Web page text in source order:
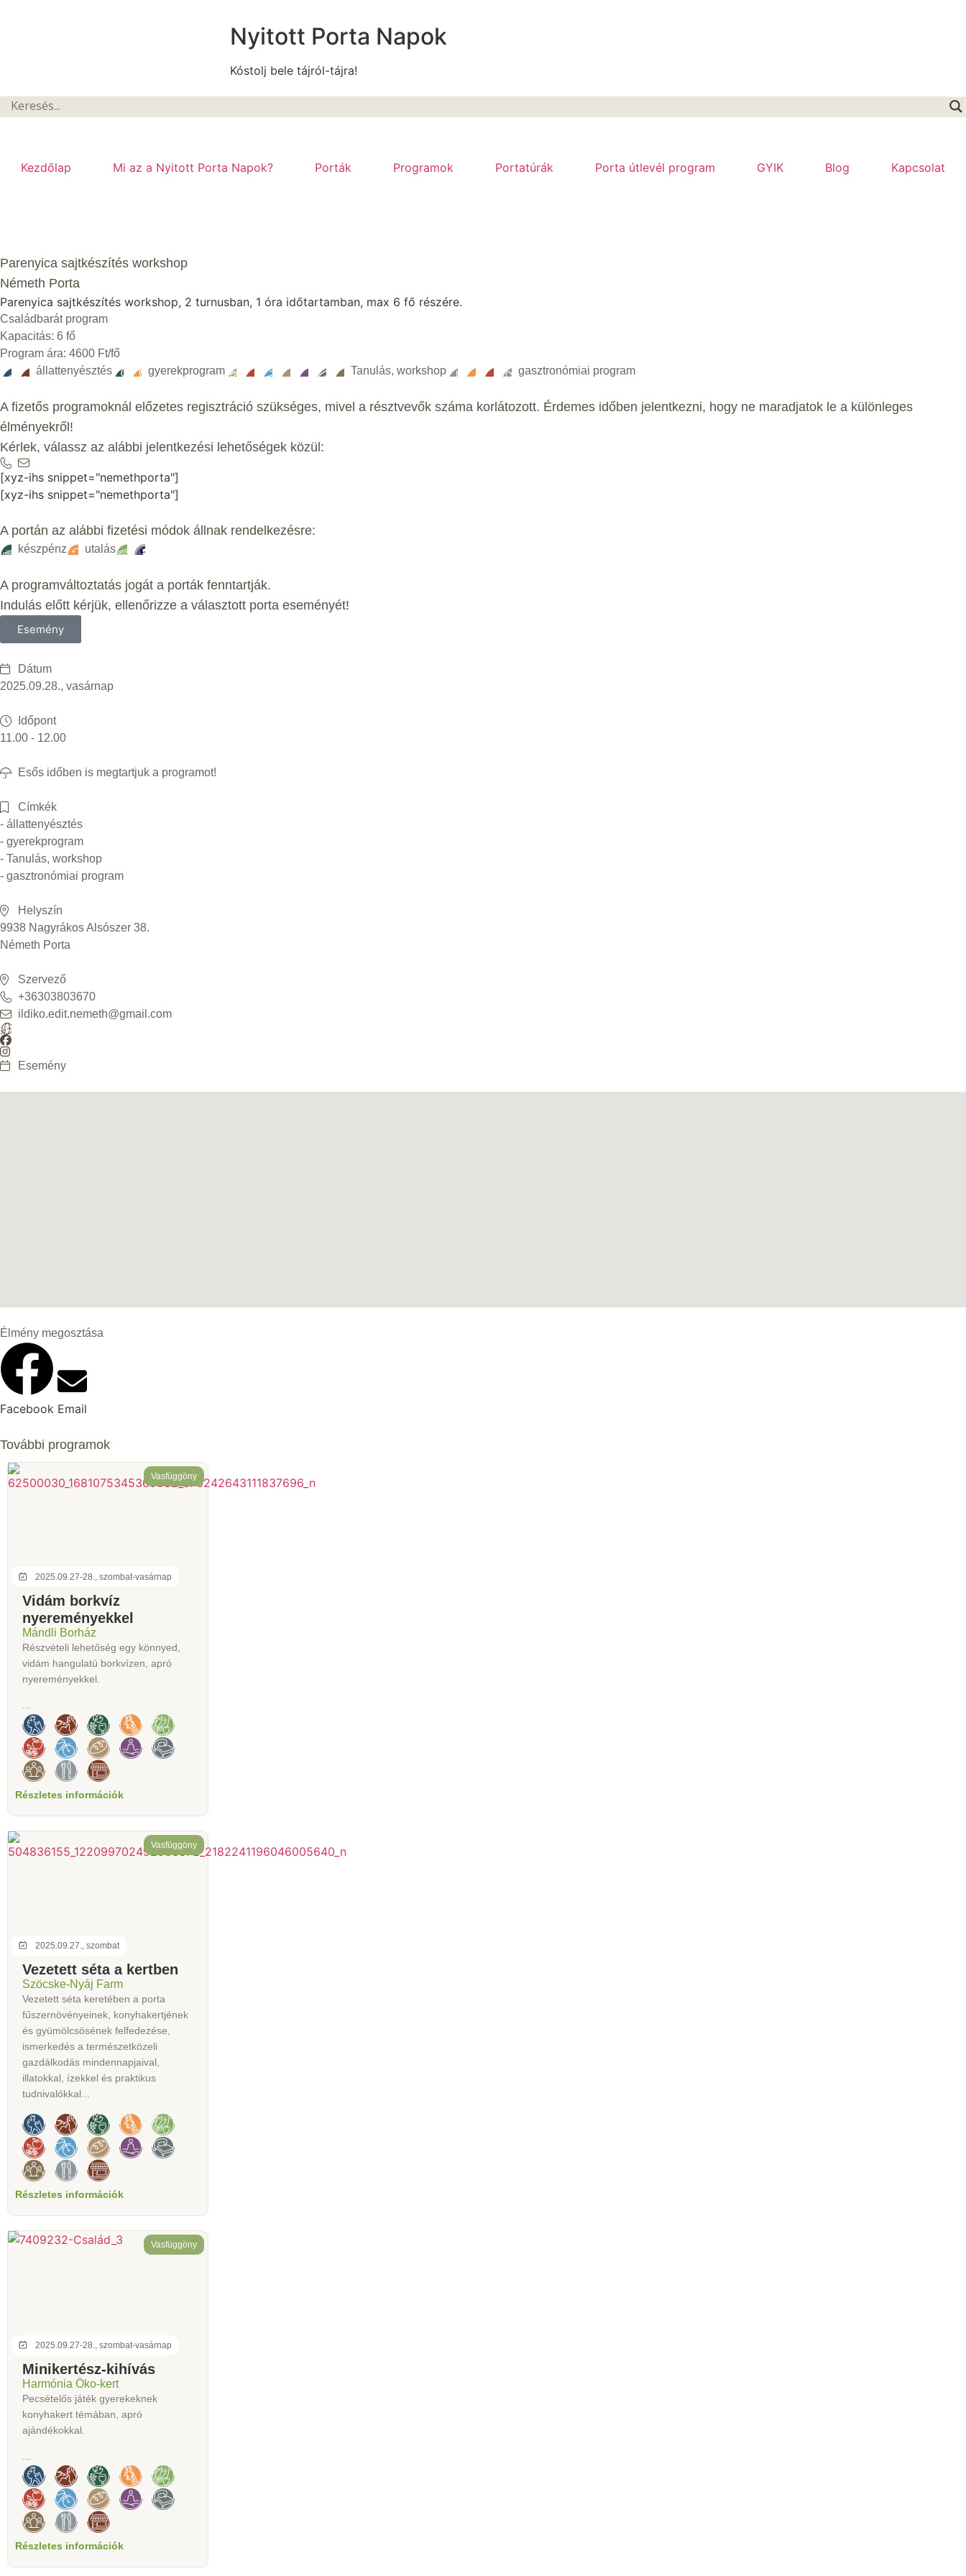
Nyitott Porta Napok
Kóstolj bele tájról-tájra!
Kezdőlap Mi az a Nyitott Porta Napok? Porták Programok Portatúrák Porta útlevél program GYIK Blog Kapcsolat
Parenyica sajtkészítés workshop
Németh Porta
Parenyica sajtkészítés workshop, 2 turnusban, 1 óra időtartamban, max 6 fő részére.
Családbarát program
Kapacitás: 6 fő
Program ára: 4600 Ft/fő
állattenyésztés
gyerekprogram Tanulás, workshop gasztronómiai program
A fizetős programoknál előzetes regisztráció szükséges, mivel a résztvevők száma korlátozott. Érdemes időben jelentkezni, hogy ne maradjatok le a különleges
élményekről!
Kérlek, válassz az alábbi jelentkezési lehetőségek közül:
[xyz-ihs snippet="nemethporta"]
[xyz-ihs snippet="nemethporta"]
A portán az alábbi fizetési módok állnak rendelkezésre:
készpénz utalás
A programváltoztatás jogát a porták fenntartják.
Indulás előtt kérjük, ellenőrizze a választott porta eseményét!
Esemény
Dátum
2025.09.28., vasárnap
Időpont
11.00 - 12.00
Esős időben is megtartjuk a programot!
Címkék
- állattenyésztés
- gyerekprogram
- Tanulás, workshop
- gasztronómiai program
Helyszín
9938 Nagyrákos Alsószer 38.
Németh Porta
Szervező
+36303803670
ildiko.edit.nemeth@gmail.com
Esemény
Élmény megosztása
Facebook Email
További programok
2025.09.27-28., szombat-vasárnap
Vasfüggöny
Vidám borkvíz
nyereményekkel
Mándli Borház
Részvételi lehetőség egy könnyed,
vidám hangulatú borkvízen, apró
nyereményekkel.
...
Részletes információk
2025.09.27., szombat
Vasfüggöny
Vezetett séta a kertben
Szöcske-Nyáj Farm
Vezetett séta keretében a porta
fűszernövényeinek, konyhakertjének
és gyümölcsösének felfedezése,
ismerkedés a természetközeli
gazdálkodás mindennapjaival,
illatokkal, ízekkel és praktikus
tudnivalókkal...
Részletes információk
2025.09.27-28., szombat-vasárnap
Vasfüggöny
Minikertész-kihívás
Harmónia Öko-kert
Pecsételős játék gyerekeknek
konyhakert témában, apró
ajándékokkal.
Részletes információk